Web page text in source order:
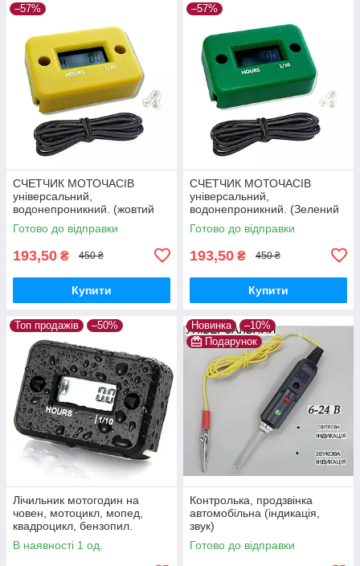
–57%
СЧЕТЧИК МОТОЧАСІВ
універсальний,
водонепроникний. (жовтий
корпус)
Готово до відправки
193,50 ₴ 450 ₴
Купити
–57%
СЧЕТЧИК МОТОЧАСІВ
універсальний,
водонепроникний. (Зелений
корпус)
Готово до відправки
193,50 ₴ 450 ₴
Купити
Топ продажів –50%
Лічильник мотогодин на
човен, мотоцикл, мопед,
квадроцикл, бензопил.
Індуктивний.
Водонепроникний
В наявності 1 од.
Новинка
–10%
Подарунок
Контролька, продзвінка
автомобільна (індикація,
звук)
Готово до відправки